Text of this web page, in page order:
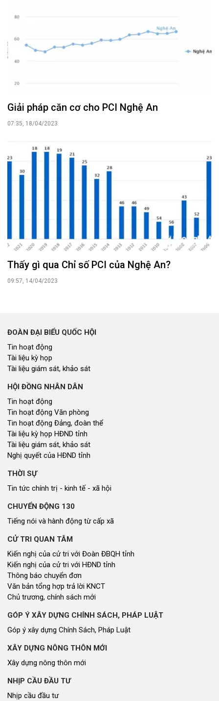
Giải pháp căn cơ cho PCI Nghệ An
07:35, 18/04/2023
Thấy gì qua Chỉ số PCI của Nghệ An?
09:57, 14/04/2023
ĐOÀN ĐẠI BIỂU QUỐC HỘI
Tin hoạt động
Tài liệu kỳ họp
Tài liệu giám sát, khảo sát
HỘI ĐỒNG NHÂN DÂN
Tin hoạt động
Tin hoạt động Văn phòng
Tin hoạt động Đảng, đoàn thể
Tài liệu kỳ họp HĐND tỉnh
Tài liệu giám sát, khảo sát
Nghị quyết của HĐND tỉnh
THỜI SỰ
Tin tức chính trị - kinh tế - xã hội
CHUYỂN ĐỘNG 130
Tiếng nói và hành động từ cấp xã
CỬ TRI QUAN TÂM
Kiến nghị của cử tri với Đoàn ĐBQH tỉnh
Kiến nghị của cử tri với HĐND tỉnh
Thông báo chuyển đơn
Văn bản tổng hợp trả lời KNCT
Chủ trương, chính sách mới
GÓP Ý XÂY DỰNG CHÍNH SÁCH, PHÁP LUẬT
Góp ý xây dựng Chính Sách, Pháp Luật
XÂY DỰNG NÔNG THÔN MỚI
Xây dựng nông thôn mới
NHỊP CẦU ĐẦU TƯ
Nhịp cầu đầu tư